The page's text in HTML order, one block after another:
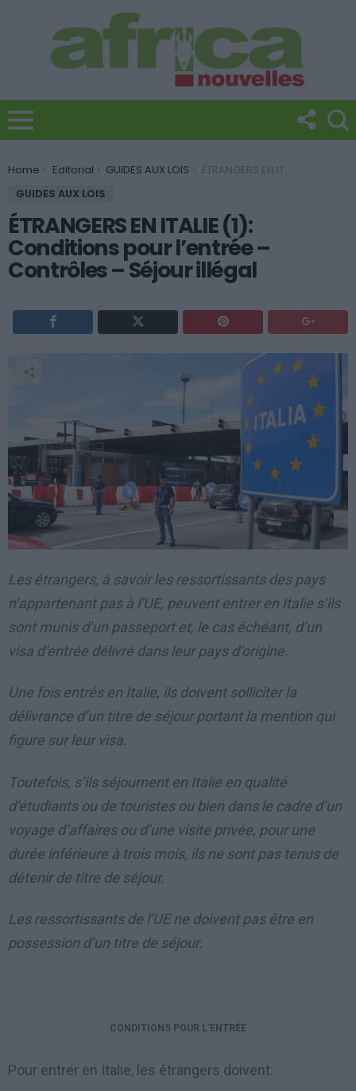
You are here:
Home Editorial GUIDES AUX LOIS
ÉTRANGERS EN ITALIE (1): Conditions pour l’entrée – Contrôles – Séjour illégal
GUIDES AUX LOIS
ÉTRANGERS EN ITALIE (1):
Conditions pour l’entrée –
Contrôles – Séjour illégal
Les étrangers, à savoir les ressortissants des pays
n’appartenant pas à l’UE, peuvent entrer en Italie s’ils
sont munis d’un passeport et, le cas échéant, d’un
visa d’entrée délivré dans leur pays d’origine.
Une fois entrés en Italie, ils doivent solliciter la
délivrance d’un titre de séjour portant la mention qui
figure sur leur visa.
Toutefois, s’ils séjournent en Italie en qualité
d’étudiants ou de touristes ou bien dans le cadre d’un
voyage d’affaires ou d’une visite privée, pour une
durée inférieure à trois mois, ils ne sont pas tenus de
détenir de titre de séjour.
Les ressortissants de l’UE ne doivent pas être en
possession d’un titre de séjour.
CONDITIONS POUR L’ENTRÉE
Pour entrer en Italie, les étrangers doivent: